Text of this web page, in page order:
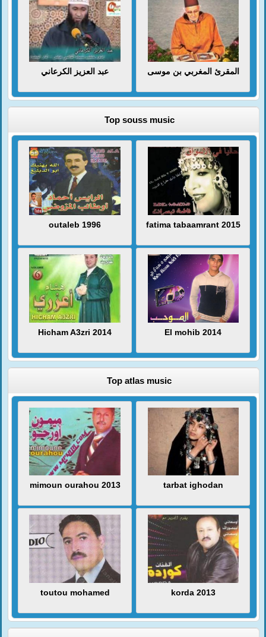
عبد العزيز الكرعاني المقرئ المغربي بن موسى
Top souss music
outaleb 1996 fatima tabaamrant 2015
Hicham A3zri 2014 El mohib 2014
Top atlas music
mimoun ourahou 2013 tarbat ighodan
toutou mohamed korda 2013